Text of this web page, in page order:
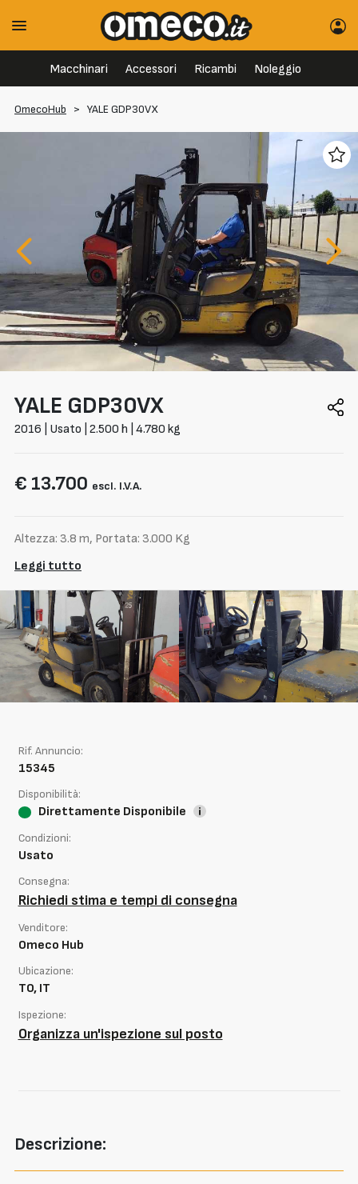
Macchinari Accessori Ricambi Noleggio
OmecoHub > YALE GDP30VX
Descrizione:
YALE GDP30VX
2016 | Usato | 2.500 h | 4.780 kg
€ 13.700 escl. I.V.A.
Altezza: 3.8 m, Portata: 3.000 Kg
Leggi tutto
Rif. Annuncio:
15345
Disponibilità:
Direttamente Disponibile
Condizioni:
Usato
Consegna:
Richiedi stima e tempi di consegna
Venditore:
Omeco Hub
Ubicazione:
TO, IT
Ispezione:
Organizza un'ispezione sul posto